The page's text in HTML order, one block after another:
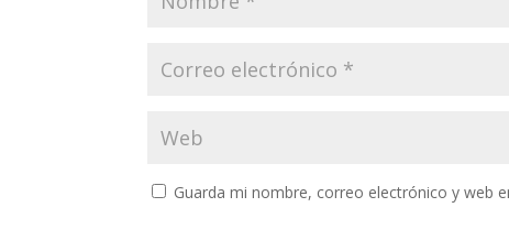
Guarda mi nombre, correo electrónico y web